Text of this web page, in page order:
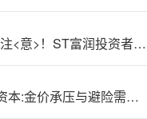
亏{损}股民注<意>！ST富润投资者索赔持续征集，退市不影响维权权利
GTC泽:汇资本:金价承压与避险需求回落